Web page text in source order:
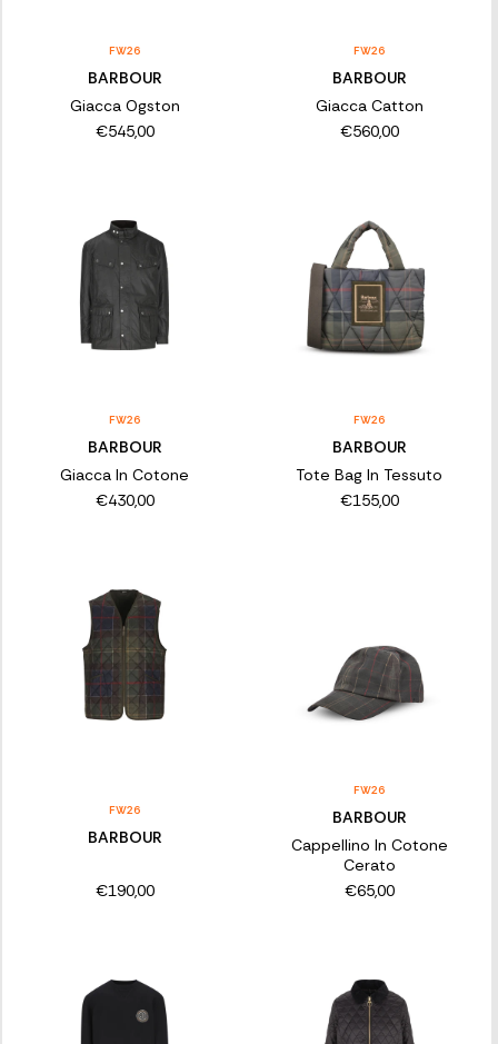
FW26
BARBOUR
Giacca Ogston
€545,00
FW26
BARBOUR
Giacca Catton
€560,00
FW26
BARBOUR
Giacca In Cotone
€430,00
FW26
BARBOUR
Tote Bag In Tessuto
€155,00
FW26
BARBOUR
€190,00
FW26
BARBOUR
Cappellino In Cotone
Cerato
€65,00